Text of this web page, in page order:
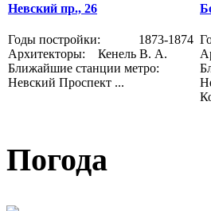
Невский пр., 26
Годы постройки: 1873-1874
Архитекторы: Кенель В. А.
Ближайшие станции метро:
Невский Проспект ...
Погода